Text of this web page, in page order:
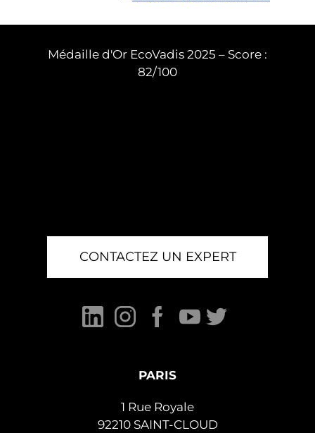
Médaille d'Or EcoVadis 2025 – Score :
82/100
CONTACTEZ UN EXPERT
PARIS
1 Rue Royale
92210 SAINT-CLOUD